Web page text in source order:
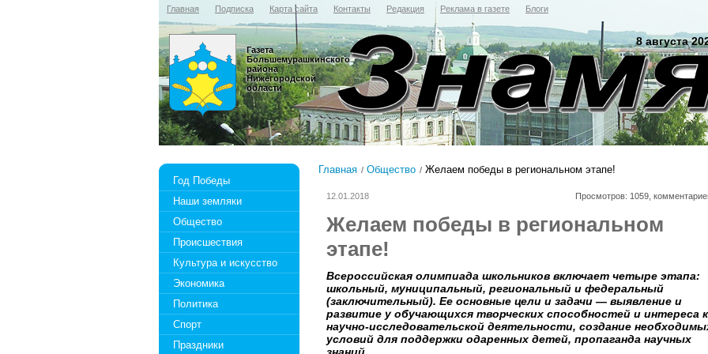
Главная Подписка Карта сайта Контакты Редакция Реклама в газете Блоги
8 августа
Газета
Большемурашкинского
района
Нижегородской
области
Год Победы
Наши земляки
Общество
Происшествия
Культура и искусство
Экономика
Политика
Спорт
Праздники
Главная Общество Желаем победы в региональном этапе!
12.01.2018 Просмотров: 1059,
Желаем победы в региональном
этапе!
Всероссийская олимпиада школьников включает четыре этапа:
школьный, муниципальный, региональный и федеральный
(заключительный). Ее основные цели и задачи — выявление и
развитие у обучающихся творческих способностей и интереса к
научно-исследовательской деятельности, создание
условий для поддержки одаренных детей, пропаганда научных